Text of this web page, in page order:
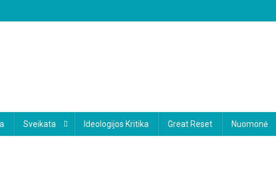
Sveikata Ideologijos Kritika Great Reset Nuomonė